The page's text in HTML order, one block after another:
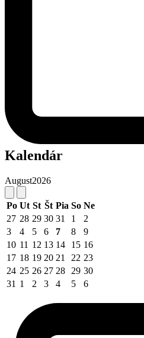
Kalendár
August2026
Po Ut St Št Pia So Ne
27 28 29 30 31 1
2
3
4 5 6 7 8
9
10 11 12 13 14 15 16
17 18 19 20 21 22 23
24 25 26 27 28 29 30
31 1 2 3 4 5 6